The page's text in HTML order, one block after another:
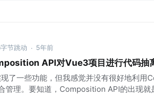
节跳动 · 5年前
API对Vue3项目进行代码抽
了一些功能，但我感觉并没有很好地利用
管理。要知道，Composition API的出现就